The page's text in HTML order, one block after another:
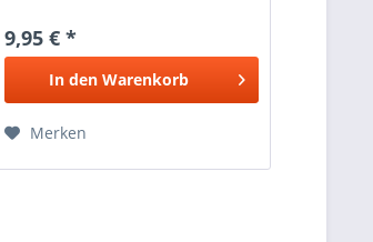
Konföderation nach Virginia, wo
sie sich auf einer vom...
9,95 € *
In den Warenkorb
Merken